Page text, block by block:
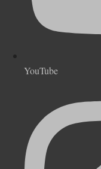
YouTube